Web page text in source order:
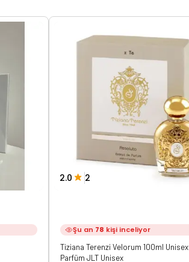
2.0 2
Şu an 78 kişi inceliyor
Tiziana Terenzi Velorum 100ml Unisex
Parfüm JLT Unisex